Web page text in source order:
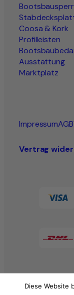
Coosa & Kork
Profilleisten
Ausstattung
Marktplatz
ImpressumAGB
Vertrag
Diese Website